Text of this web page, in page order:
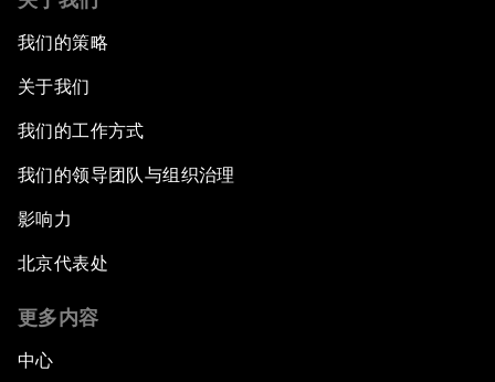
我们的策略
关于我们
我们的工作方式
我们的领导团队与组织治理
影响力
北京代表处
更多内容
中心